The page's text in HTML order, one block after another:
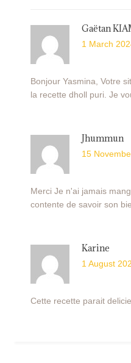
Gaëtan
1 March
Bonjour Yasmina, Votre
la recette dholl puri. Je
Jhummun
15
Merci Je n'ai jamais
contente de savoir son
Karine
1 August
Cette recette parait